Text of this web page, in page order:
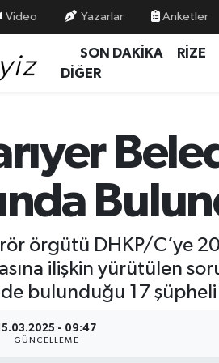
Video Yazarlar Anketler
SON DAKİKA RİZE
DİĞER
örgütü DHKP/C’ye
ilişkin yürütülen
bulunduğu 17
- 09:47
GÜNCELLEME